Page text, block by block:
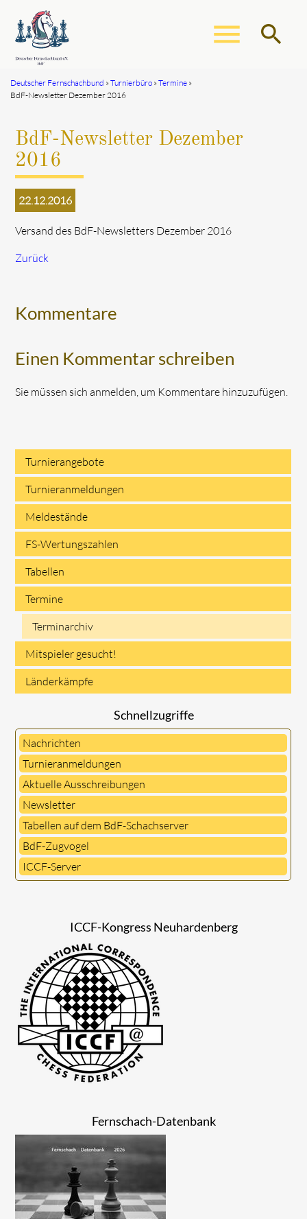
menu search
Deutscher Fernschachbund Turnierbüro Termine
BdF-Newsletter Dezember 2016
BdF-Newsletter Dezember
2016
22.12.2016
Versand des BdF-Newsletters Dezember 2016
Zurück
Kommentare
Einen Kommentar schreiben
Sie müssen sich anmelden, um Kommentare hinzuzufügen.
Navigation
überspringen
Turnierangebote
Turnieranmeldungen
Meldestände
FS-Wertungszahlen
Tabellen
Termine
Terminarchiv
Mitspieler gesucht!
Länderkämpfe
Schnellzugriffe
Nachrichten
Turnieranmeldungen
Aktuelle Ausschreibungen
Newsletter
Tabellen auf dem BdF-Schachserver
BdF-Zugvogel
ICCF-Server
ICCF-Kongress Neuhardenberg
Fernschach-Datenbank